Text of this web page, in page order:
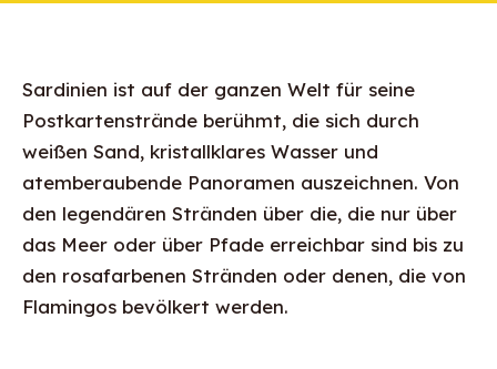
Sardinien ist auf der ganzen Welt für seine
Postkartenstrände berühmt, die sich durch
weißen Sand, kristallklares Wasser und
atemberaubende Panoramen auszeichnen. Von
den legendären Stränden über die, die nur über
das Meer oder über Pfade erreichbar sind bis zu
den rosafarbenen Stränden oder denen, die von
Flamingos bevölkert werden.